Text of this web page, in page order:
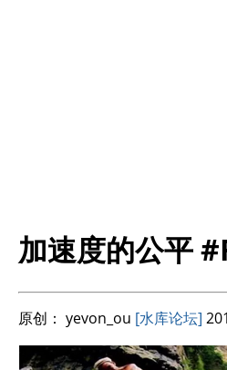
加速度的公平
原创： yevon_ou [水库论坛]